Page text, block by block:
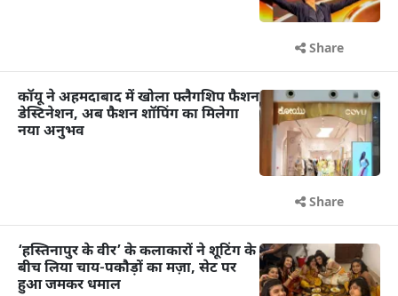
Share
कॉयू ने अहमदाबाद में खोला फ्लैगशिप फैशन
डेस्टिनेशन, अब फैशन शॉपिंग का मिलेगा
नया अनुभव
Share
‘हस्तिनापुर के वीर’ के कलाकारों ने शूटिंग के
बीच लिया चाय-पकौड़ों का मज़ा, सेट पर
हुआ जमकर धमाल